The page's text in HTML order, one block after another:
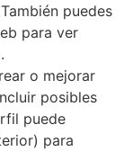
puedes
para ver
o mejorar
posibles
puede
para